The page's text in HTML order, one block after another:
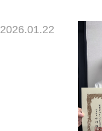
2026.01.22